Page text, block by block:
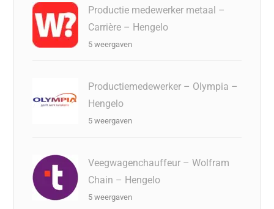
Productie medewerker metaal –
Carrière – Hengelo
5 weergaven
Productiemedewerker – Olympia –
Hengelo
5 weergaven
Veegwagenchauffeur – Wolfram
Chain – Hengelo
5 weergaven